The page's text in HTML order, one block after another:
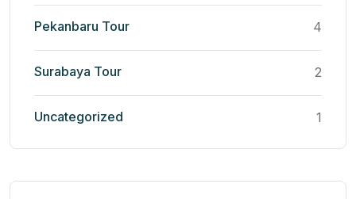
Pekanbaru Tour 4
Surabaya Tour 2
Uncategorized 1